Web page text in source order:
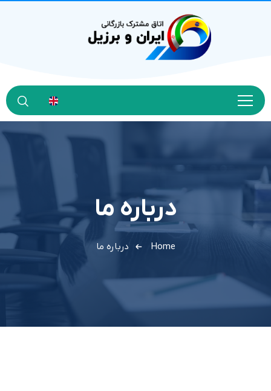
درباره ما
Home درباره ما